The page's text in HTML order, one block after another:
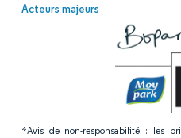
Acteurs majeurs
*Avis de non-responsabilité : les
Image © Mordor Intelligence. La